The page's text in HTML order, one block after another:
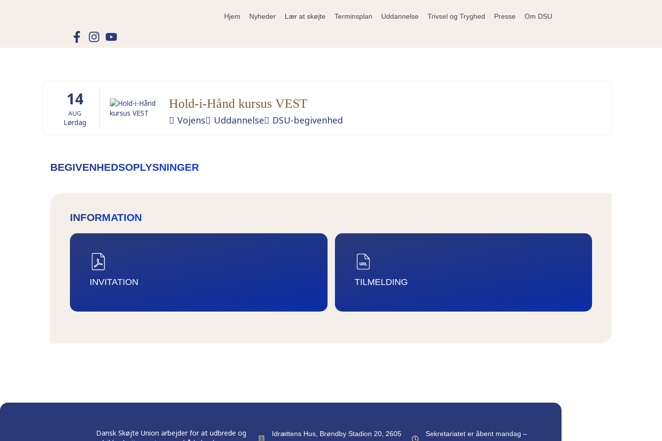
Hjem Nyheder Lær at skøjte Terminsplan Uddannelse Trivsel og Tryghed Presse Om DSU
14
AUG
Lørdag
Hold-i-Hånd kursus VEST
Vojens Uddannelse DSU-begivenhed
BEGIVENHEDSOPLYSNINGER
INFORMATION
INVITATION TILMELDING
Dansk Skøjte Union arbejder for at udbrede og
Idrættens Hus, Brøndby Stadion 20, 2605
Sekretariatet er åbent mandag –